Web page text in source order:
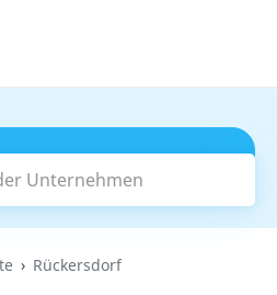
Unternehmen
Suchen
Rückersdorf